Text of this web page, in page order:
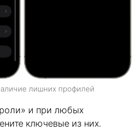
лишних профилей
и при любых
ключевые из них.